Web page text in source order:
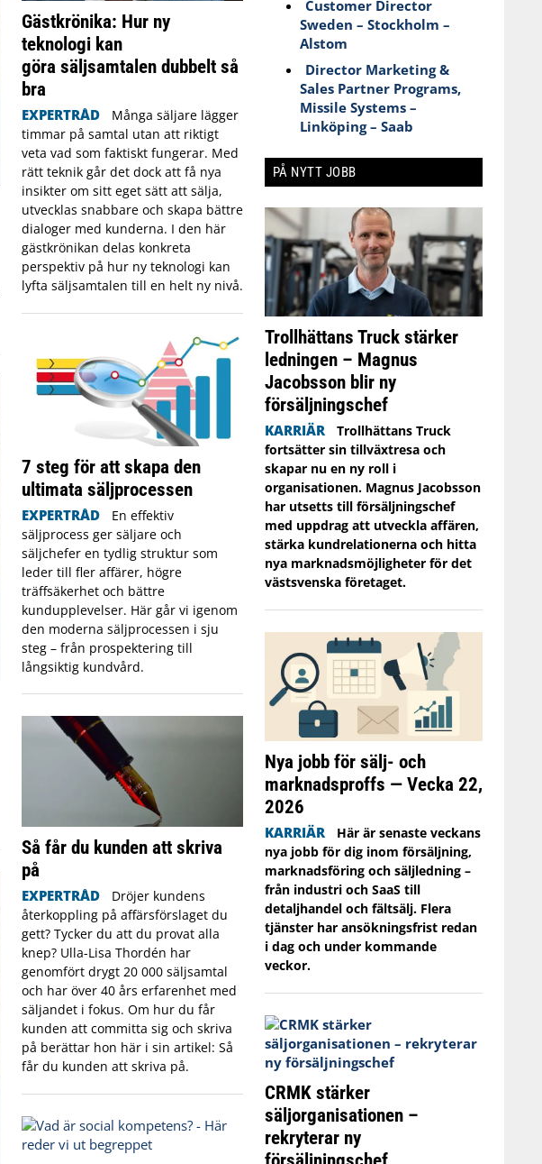
Gästkrönika: Hur ny
teknologi kan
göra säljsamtalen dubbelt så
bra
EXPERTRÅD
Många säljare lägger
timmar på samtal utan att riktigt
veta vad som faktiskt fungerar. Med
rätt teknik går det dock att få nya
insikter om sitt eget sätt att sälja,
utvecklas snabbare och skapa bättre
dialoger med kunderna. I den här
gästkrönikan delas konkreta
perspektiv på hur ny teknologi kan
lyfta säljsamtalen till en helt ny nivå.
7 steg för att skapa den
ultimata säljprocessen
EXPERTRÅD
En effektiv
säljprocess ger säljare och
säljchefer en tydlig struktur som
leder till fler affärer, högre
träffsäkerhet och bättre
kundupplevelser. Här går vi igenom
den moderna säljprocessen i sju
steg – från prospektering till
långsiktig kundvård.
Så får du kunden att skriva
på
EXPERTRÅD
Dröjer kundens
återkoppling på affärsförslaget du
gett? Tycker du att du provat alla
knep? Ulla-Lisa Thordén har
genomfört drygt 20 000 säljsamtal
och har över 40 års erfarenhet med
säljandet i fokus. Om hur du får
kunden att committa sig och skriva
på berättar hon här i sin artikel: Så
får du kunden att skriva på.
Customer Director
Sweden – Stockholm –
Alstom
Director Marketing &
Sales Partner Programs,
Missile Systems –
Linköping – Saab
PÅ NYTT JOBB
Trollhättans Truck stärker
ledningen – Magnus
Jacobsson blir ny
försäljningschef
KARRIÄR
Trollhättans Truck
fortsätter sin tillväxtresa och
skapar nu en ny roll i
organisationen. Magnus Jacobsson
har utsetts till försäljningschef
med uppdrag att utveckla affären,
stärka kundrelationerna och hitta
nya marknadsmöjligheter för det
västsvenska företaget.
Nya jobb för sälj- och
marknadsproffs — Vecka 22,
2026
KARRIÄR
Här är senaste veckans
nya jobb för dig inom försäljning,
marknadsföring och säljledning –
från industri och SaaS till
detaljhandel och fältsälj. Flera
tjänster har ansökningsfrist redan
i dag och under kommande
veckor.
CRMK stärker
säljorganisationen –
rekryterar ny